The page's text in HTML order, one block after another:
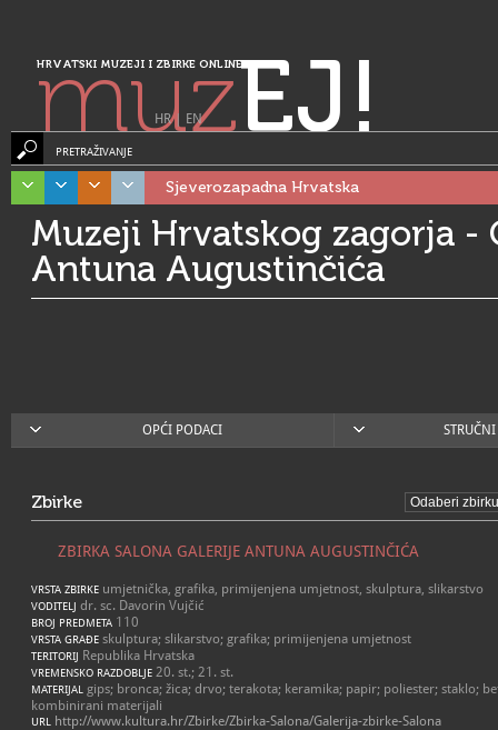
HRVATSKI MUZEJI I ZBIRKE ONLINE
muzEJ!
HR| EN
PRETRAŽIVANJE
Sjeverozapadna Hrvatska
Muzeji Hrvatskog zagorja -
Antuna Augustinčića
OPĆI PODACI
Zbirke
ZBIRKA SALONA GALERIJE ANTUNA AUGUSTINČIĆA
VRSTA ZBIRKE umjetnička, grafika, primijenjena umjetnost, skulptura, slikarstvo
VODITELJ dr. sc. Davorin Vujčić
BROJ PREDMETA 110
VRSTA GRAĐE skulptura; slikarstvo; grafika; primijenjena umjetnost
TERITORIJ Republika Hrvatska
VREMENSKO RAZDOBLJE 20. st.; 21. st.
MATERIJAL
gips; bronca; žica; drvo; terakota; keramika; papir; poliester; staklo;
kombinirani materijali
URL http://www.kultura.hr/Zbirke/Zbirka-Salona/Galerija-zbirke-Salona